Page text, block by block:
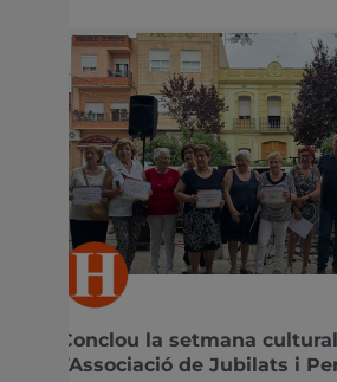
Conclou la setmana
l’Associació de Jubilats i